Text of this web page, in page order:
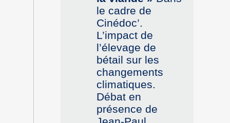
le cadre de
Cinédoc’.
L’impact de
l’élevage de
bétail sur les
changements
climatiques.
Débat en
présence de